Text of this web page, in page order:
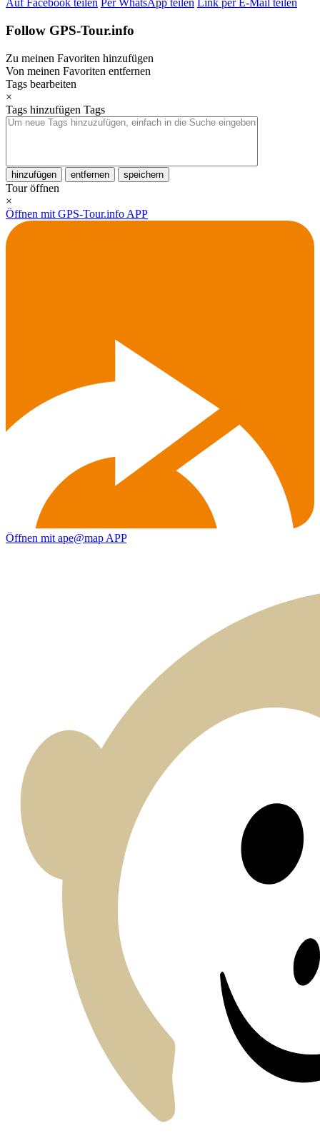
Auf Facebook teilen Per WhatsApp teilen Link per E-Mail teilen
Follow GPS-Tour.info
Zu meinen Favoriten hinzufügen
Von meinen Favoriten entfernen
Tags bearbeiten
×
Tags hinzufügen Tags
hinzufügen entfernen speichern
Tour öffnen
×
Öffnen mit GPS-Tour.info APP
Öffnen mit ape@map APP